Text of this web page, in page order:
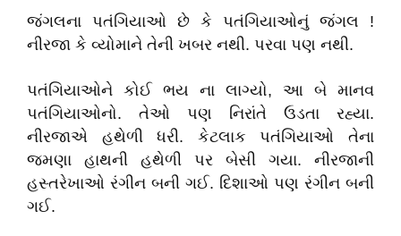
જંગલના પતંગિયાઓ છે કે પતંગિયાઓનું જંગલ !
નીરજા કે વ્યોમાને તેની ખબર નથી. પરવા પણ નથી.
પતંગિયાઓને કોઈ ભય ના લાગ્યો, આ બે માનવ
પતંગિયાઓનો. તેઓ પણ નિરાંતે ઉડતા રહ્યા.
નીરજાએ હથેળી ધરી. કેટલાક પતંગિયાઓ તેના
જમણા હાથની હથેળી પર બેસી ગયા. નીરજાની
હસ્તરેખાઓ રંગીન બની ગઈ. દિશાઓ પણ રંગીન બની
ગઈ.